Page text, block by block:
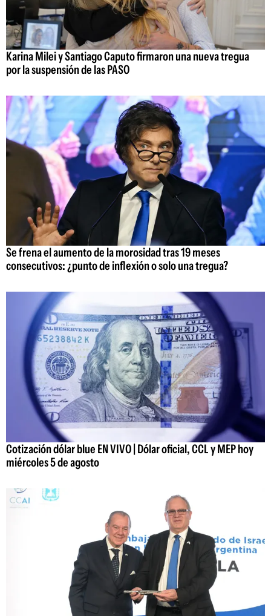
Karina Milei y Santiago Caputo firmaron una nueva tregua
por la suspensión de las PASO
Se frena el aumento de la morosidad tras 19 meses
consecutivos: ¿punto de inflexión o solo una tregua?
Cotización dólar blue EN VIVO | Dólar oficial, CCL y MEP hoy
miércoles 5 de agosto